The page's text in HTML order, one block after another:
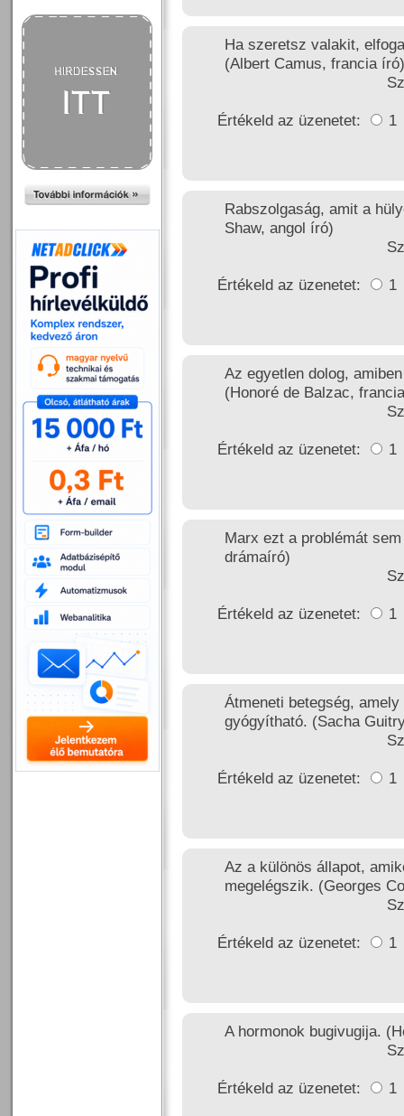
Ha szeretsz valakit,
(Albert Camus, francia író)
Értékeld az üzenetet: 1
Rabszolgaság, amit a
Shaw, angol író)
Értékeld az üzenetet: 1
Az egyetlen dolog,
(Honoré de Balzac,
Értékeld az üzenetet: 1
Marx ezt a problémát
drámaíró)
Értékeld az üzenetet: 1
Átmeneti betegség,
gyógyítható. (Sacha
Értékeld az üzenetet: 1
Az a különös állapot,
megelégszik. (Georges
Értékeld az üzenetet: 1
A hormonok bugivugija.
Értékeld az üzenetet: 1